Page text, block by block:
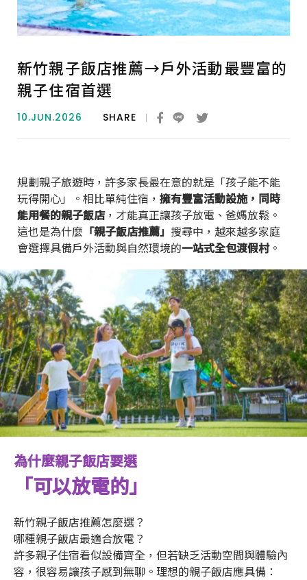
新竹親子飯店推薦→戶外活動最豐富的
親子住宿首選
10.JUN.2026 SHARE
規劃親子旅遊時，許多家長最在意的就是「孩子能不能
玩得開心」。相比單純住宿， 擁有豐富活動設施，同時
能用餐的親子飯店，才能真正讓孩子放電、爸媽放鬆。
這也是為什麼 「親子飯店推薦」 搜尋中，越來越多家庭
會選擇具備戶外活動與自然環境的一站式全包渡假村。
為什麼親子飯店要選
「可以放電的」
新竹親子飯店推薦怎麼選？
哪種親子飯店最適合放電？
許多親子住宿看似設備齊全，但若缺乏活動空間與體驗內
容，很容易讓孩子感到無聊。理想的親子飯店應具備：